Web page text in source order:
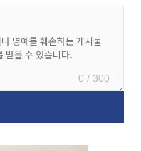
0 / 300